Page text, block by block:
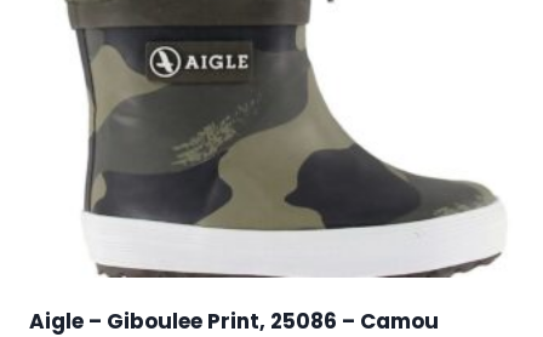
Aigle – Giboulee Print, 25086 – Camou